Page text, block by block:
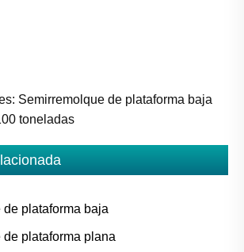
Semirremolque de plataforma baja
toneladas
plataforma baja
plataforma plana